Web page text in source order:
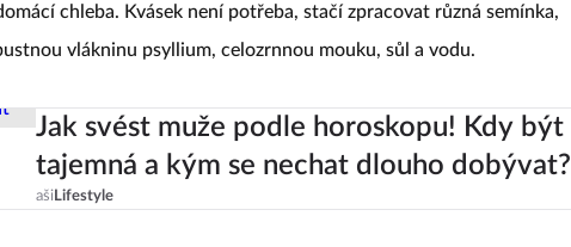
chleba. Kvásek není potřeba, stačí zpracovat různá semínka,
vlákninu psyllium, celozrnnou mouku, sůl a vodu.
Jak svést muže podle horoskopu! Kdy být
tajemná a kým se nechat dlouho dobývat?
ašiLifestyle